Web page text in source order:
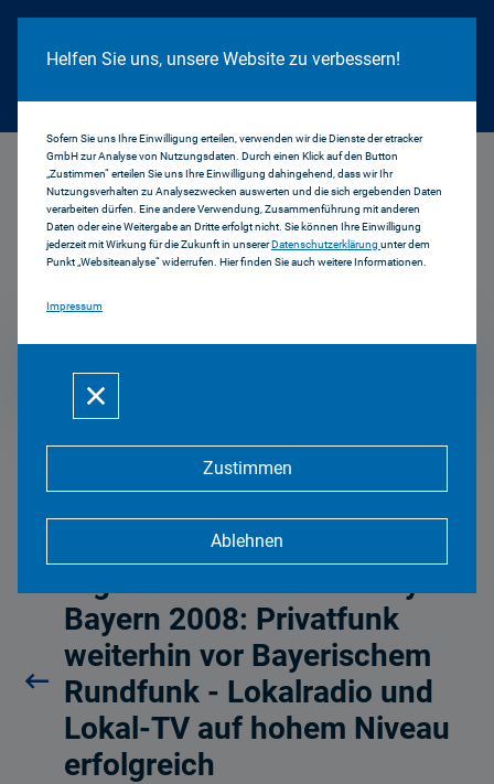
Cookie Hinweis
Helfen Sie uns, unsere Website zu verbessern!
Sofern Sie uns Ihre Einwilligung erteilen, verwenden wir die Dienste der etracker
GmbH zur Analyse von Nutzungsdaten. Durch einen Klick auf den Button
„Zustimmen“ erteilen Sie uns Ihre Einwilligung dahingehend, dass wir Ihr
Nutzungsverhalten zu Analysezwecken auswerten und die sich ergebenden Daten
verarbeiten dürfen. Eine andere Verwendung, Zusammenführung mit anderen
Daten oder eine Weitergabe an Dritte erfolgt nicht. Sie können Ihre Einwilligung
jederzeit mit Wirkung für die Zukunft in unsererDatenschutzerklärung unter dem
Punkt „Websiteanalyse“ widerrufen. Hier finden Sie auch weitere Informationen.
Impressum
Zustimmen
Ablehnen
2008
Pressemitteilungen
Bayern 2008: Privatfunk
weiterhin vor Bayerischem
Rundfunk - Lokalradio und
Lokal-TV auf hohem Niveau
erfolgreich